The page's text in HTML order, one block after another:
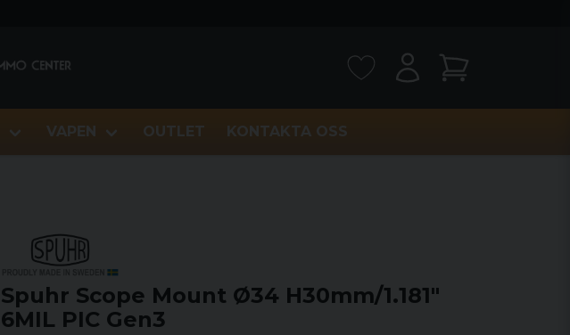
VAPEN OUTLET KONTAKTA OSS
Spuhr Scope Mount Ø34 H30mm/1.181"
6MIL PIC Gen3